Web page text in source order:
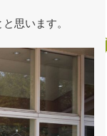
思います。